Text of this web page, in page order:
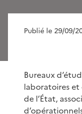
Publié le 29/09/
Bureaux
laboratoires et
de l’État,